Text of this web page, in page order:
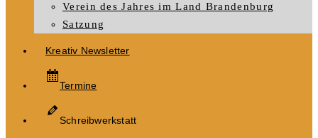
Verein des Jahres im Land Brandenburg
Satzung
Kreativ Newsletter
Termine
Schreibwerkstatt